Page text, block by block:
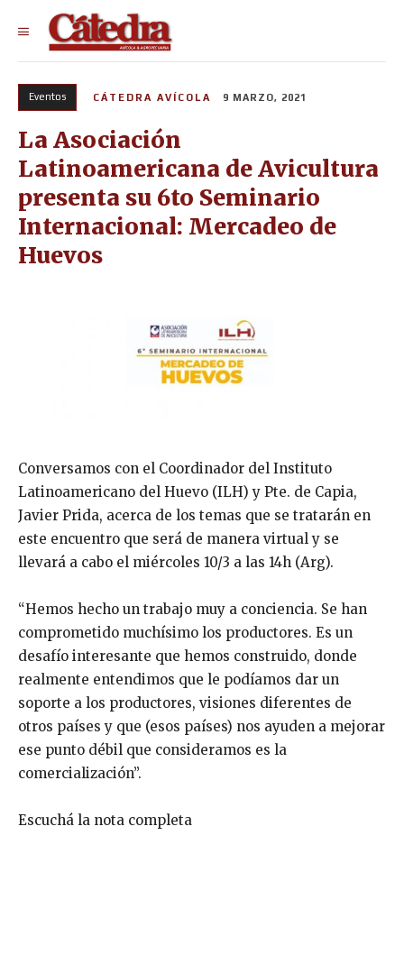
Eventos CÁTEDRA AVÍCOLA 9 MARZO, 2021
La Asociación
Latinoamericana de Avicultura
presenta su 6to Seminario
Internacional: Mercadeo de
Huevos
Conversamos con el Coordinador del Instituto
Latinoamericano del Huevo (ILH) y Pte. de Capia,
Javier Prida, acerca de los temas que se tratarán en
este encuentro que será de manera virtual y se
llevará a cabo el miércoles 10/3 a las 14h (Arg).
“Hemos hecho un trabajo muy a conciencia. Se han
comprometido muchísimo los productores. Es un
desafío interesante que hemos construido, donde
realmente entendimos que le podíamos dar un
soporte a los productores, visiones diferentes de
otros países y que (esos países) nos ayuden a mejorar
ese punto débil que consideramos es la
comercialización”.
Escuchá la nota completa